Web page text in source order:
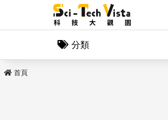
分類
首頁